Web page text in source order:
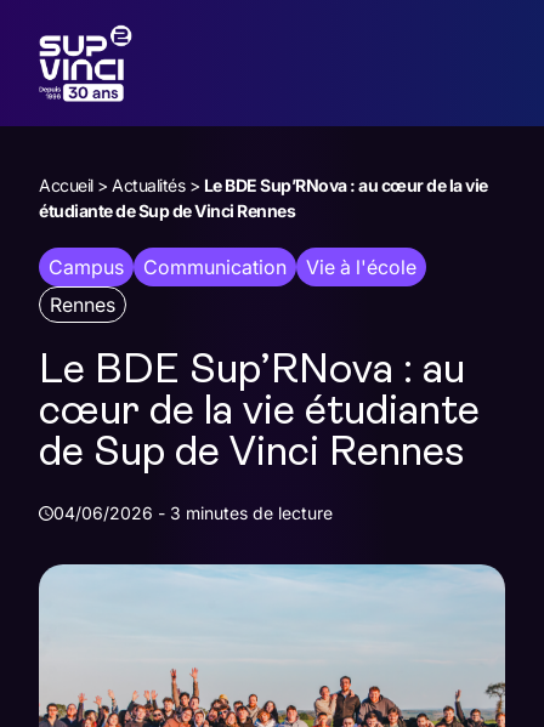
Accueil> Actualités> Le BDE Sup’RNova : au cœur de la vie
étudiante de Sup de Vinci Rennes
Campus Communication
Vie à l'école
Rennes
Le BDE Sup’RNova : au
cœur de la vie étudiante
de Sup de Vinci Rennes
04/06/2026 - 3 minutes de lecture